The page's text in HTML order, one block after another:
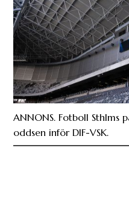
ANNONS. Fotboll Sthlms
oddsen inför DIF-VSK.